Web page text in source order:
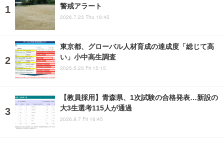
警戒アラート
2026.7.23 Thu 16:45
東京都、グローバル人材育成の達成度「総じて高
い」小中高生調査
2025.5.23 Fri 15:15
【教員採用】青森県、1次試験の合格発表…新設の
大3生選考115人が通過
2026.8.7 Fri 16:45